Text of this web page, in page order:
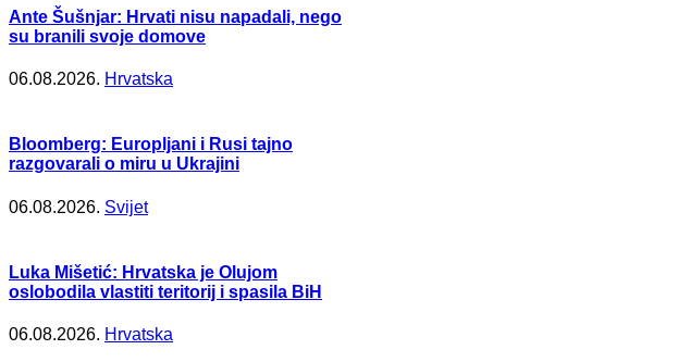
Ante Šušnjar: Hrvati nisu napadali, nego
su branili svoje domove
06.08.2026. Hrvatska
Bloomberg: Europljani i Rusi tajno
razgovarali o miru u Ukrajini
06.08.2026. Svijet
Luka Mišetić: Hrvatska je Olujom
oslobodila vlastiti teritorij i spasila BiH
06.08.2026. Hrvatska